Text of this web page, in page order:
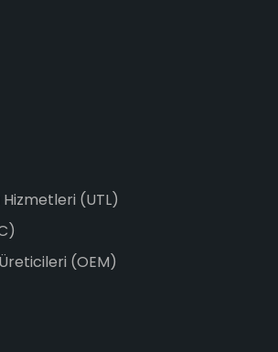
Hizmetleri (UTL)
(OEM)